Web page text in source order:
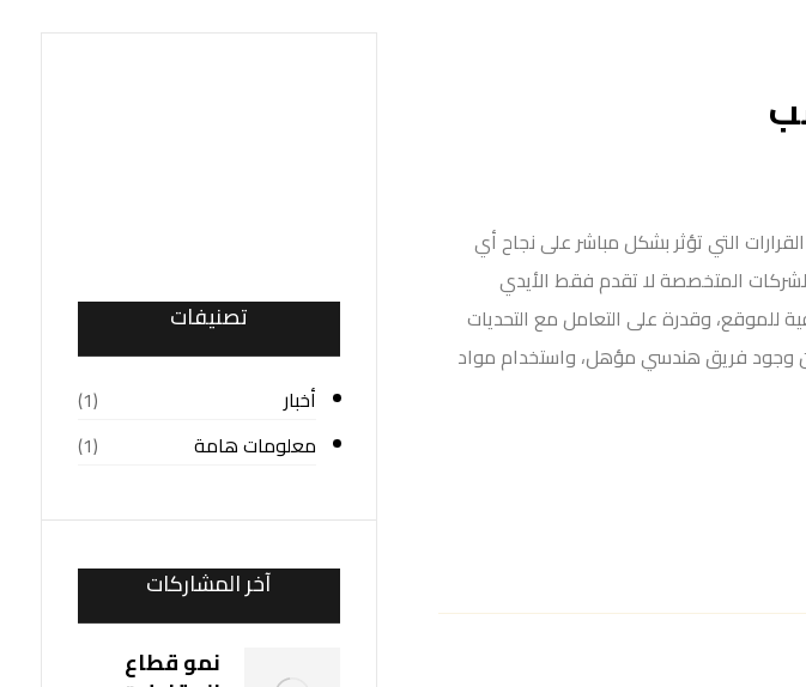
التي تؤثر بشكل مباشر على نجاح أي
المتخصصة لا تقدم فقط الأيدي
للموقع، وقدرة على التعامل مع التحديات
وجود فريق هندسي مؤهل، واستخدام مواد
تصنيفات
أخبار
(1)
معلومات هامة
(1)
آخر المشاركات
نمو قطاع